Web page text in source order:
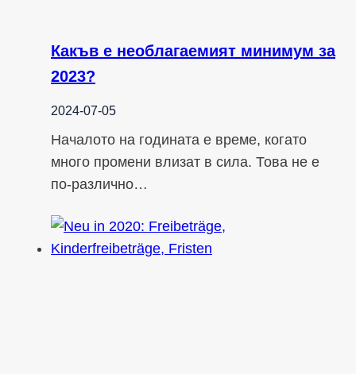
Какъв е необлагаемият минимум за
2023?
2024-07-05
Началото на годината е време, когато
много промени влизат в сила. Това не е
по-различно…